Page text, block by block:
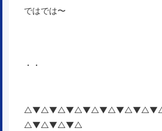
ではでは〜
・・
△▼△▼△▼△